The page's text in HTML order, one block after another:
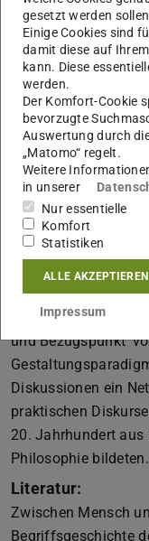
„Technik“
aus dieser
die relevanten
sinnvoll analysiert
die Bedeutung des
so einflussreich
werden, inwiefern
nicht nur die
Digitalisierung neu
werden konnte,
verschiedene
Weise modelliert
und Bezugspunkt’
Diskussionen ein
praktischen
20. Jahrhundert
Philosophie bildeten.
Literatur:
Zwischen Mensch
Begriffsgeschichte
gesetzt werden
Einige Cookies sind
damit diese auf
kann. Diese
werden.
Der Komfort-Cookie
bevorzugte
Auswertung durch
„Matomo“ regelt.
Weitere
in unserer
Nur essentielle
Komfort
Statistiken
ALLE AKZEPTIEREN
Impressum